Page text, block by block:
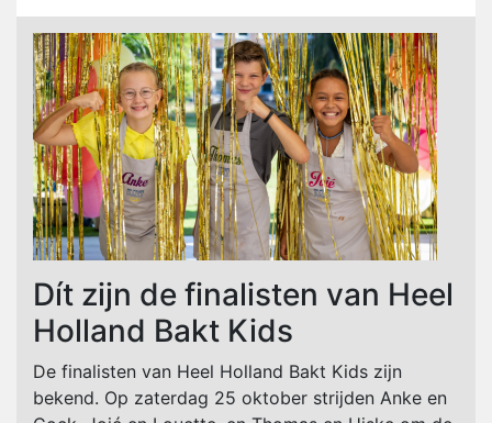
Dít zijn de finalisten van Heel
Holland Bakt Kids
De finalisten van Heel Holland Bakt Kids zijn
bekend. Op zaterdag 25 oktober strijden Anke en